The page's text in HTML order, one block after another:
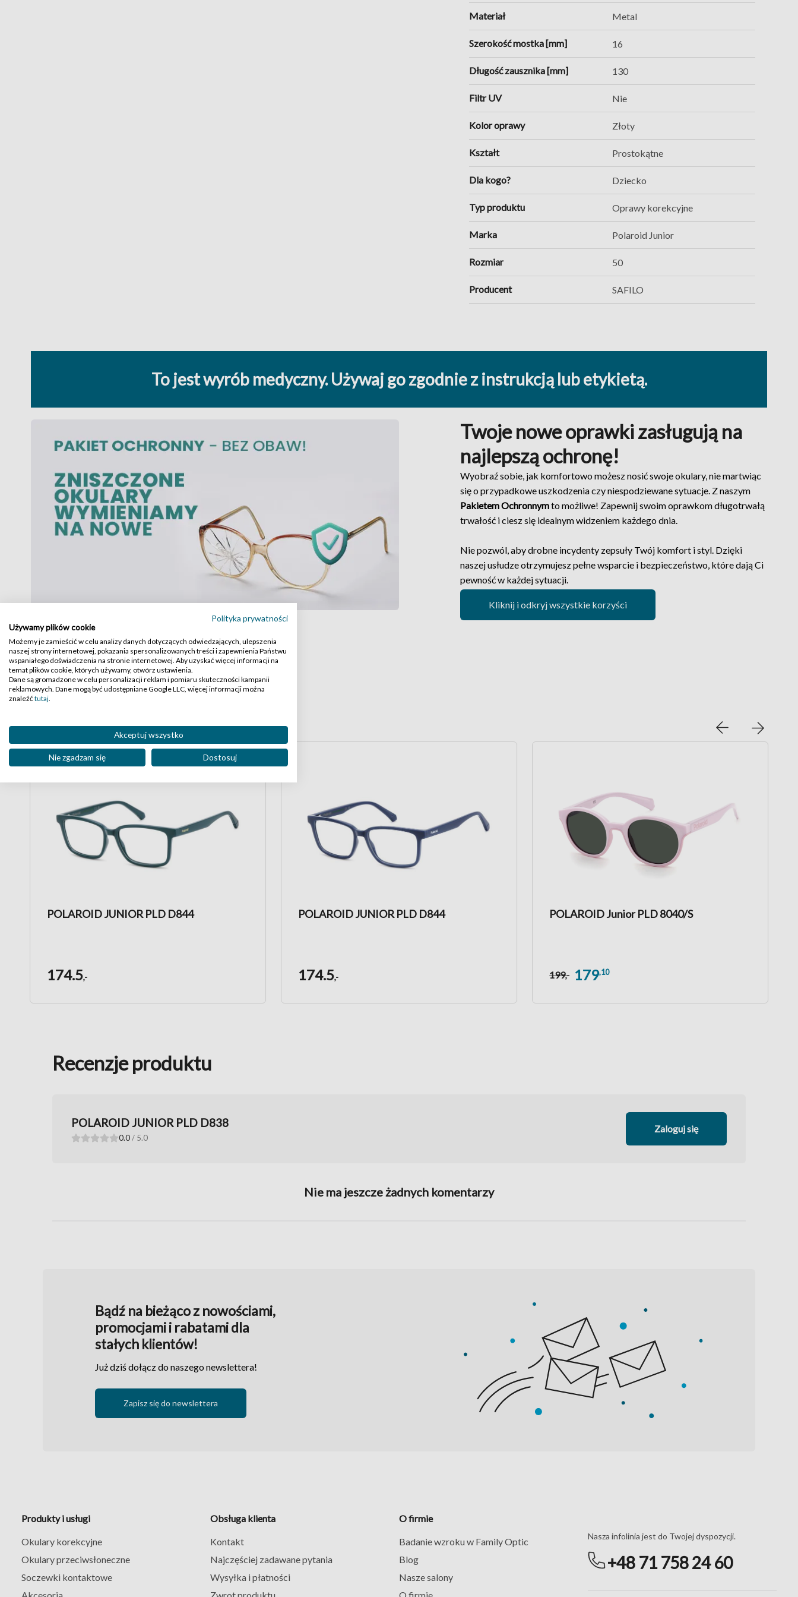
Materiał Metal
Szerokość mostka [mm] 16
Długość zausznika [mm] 130
Filtr UV Nie
Kolor oprawy Złoty
Kształt Prostokątne
Dla kogo? Dziecko
Typ produktu Oprawy korekcyjne
Marka Polaroid Junior
Rozmiar 50
Producent SAFILO
To jest wyrób medyczny. Używaj go zgodnie z instrukcją lub etykietą.
Twoje nowe oprawki zasługują na
najlepszą ochronę!
Wyobraź sobie, jak komfortowo możesz nosić swoje okulary, nie martwiąc
się o przypadkowe uszkodzenia czy niespodziewane sytuacje. Z naszym
Pakietem Ochronnymto możliwe! Zapewnij swoim oprawkom długotrwałą
trwałość i ciesz się idealnym widzeniem każdego dnia.
Nie pozwól, aby drobne incydenty zepsuły Twój komfort i styl. Dzięki
naszej usłudze otrzymujesz pełne wsparcie i bezpieczeństwo, które dają Ci
pewność w każdej sytuacji.
Kliknij i odkryj wszystkie korzyści
High-contrast mode
Podobne produkty:
POLAROID JUNIOR PLD D844
174.5,-
POLAROID JUNIOR PLD D844
174.5,-
POLAROID Junior PLD 8040/S
199,- 179,10
Recenzje produktu
POLAROID JUNIOR PLD D838
0.0/ 5.0
Zaloguj się
Nie ma jeszcze żadnych komentarzy
Bądź na bieżąco z nowościami,
promocjami i rabatami dla
stałych klientów!
Już dziś dołącz do naszego newslettera!
Zapisz się do newslettera
Produkty i usługi
Okulary korekcyjne
Okulary przeciwsłoneczne
Soczewki kontaktowe
Obsługa klienta
Kontakt
Najczęściej zadawane pytania
Wysyłka i płatności
O firmie
Badanie wzroku w Family Optic
Blog
Nasze salony
Nasza infolinia jest do Twojej dyspozycji.
+48 71 758 24 60
Polityka prywatności
Używamy plików cookie
Możemy je zamieścić w celu analizy danych dotyczących odwiedzających, ulepszenia
naszej strony internetowej, pokazania spersonalizowanych treści i zapewnienia Państwu
wspaniałego doświadczenia na stronie internetowej. Aby uzyskać więcej informacji na
temat plików cookie, których używamy, otwórz ustawienia.
Dane są gromadzone w celu personalizacji reklam i pomiaru skuteczności kampanii
reklamowych. Dane mogą być udostępniane Google LLC, więcej informacji można
znaleźćtutaj.
Akceptuj wszystko
Nie zgadzam się Dostosuj